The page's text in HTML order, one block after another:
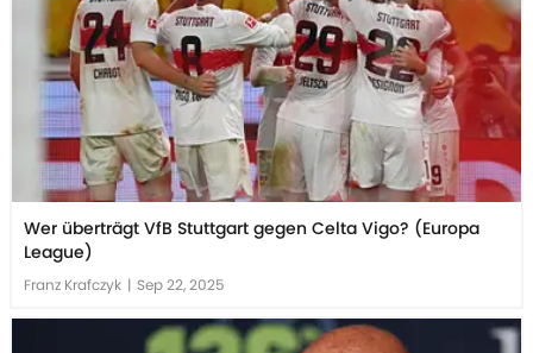
Wer überträgt VfB Stuttgart gegen Celta Vigo? (Europa
League)
Franz Krafczyk | Sep 22, 2025